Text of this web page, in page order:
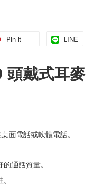
Pin it LINE
戴式耳麥
面電話或軟體電話。
通話質量。